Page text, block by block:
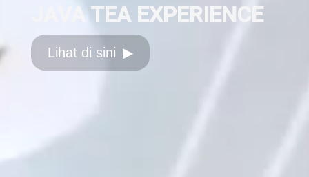
JAVA TEA EXPERIENCE
Lihat di sini